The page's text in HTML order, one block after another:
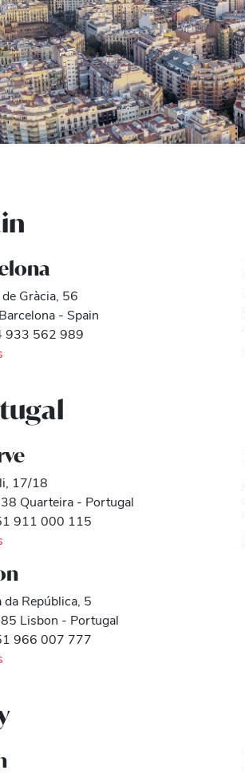
Gràcia, 56
- Spain
933 562 989
17/18
Quarteira - Portugal
911 000 115
da República, 5
Lisbon - Portugal
966 007 777